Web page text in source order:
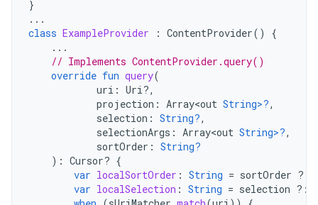
}
...
class ExampleProvider : ContentProvider()
{
...
// Implements ContentProvider.query()
override fun query(
uri : Uri?,
projection : Array<out String>?,
selection : String?,
selectionArgs : Array<out String>?,
sortOrder : String?
): Cursor? {
var localSortOrder : String = sortOrder ?:
var localSelection : String = selection ?: